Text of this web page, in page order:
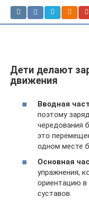
Дети делают
движения
Вводная
поэтому
чередования
это
одном месте
Основная
упражнения,
ориентацию в
суставов.